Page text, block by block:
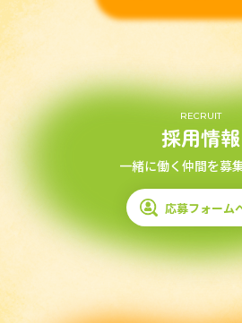
RECRUIT
採用情報
一緒に働く仲間を募
応募フォーム